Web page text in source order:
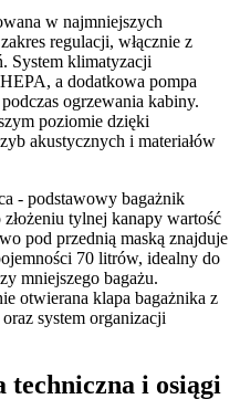
w najmniejszych
regulacji, włącznie z
System klimatyzacji
a dodatkowa pompa
ogrzewania kabiny.
poziomie dzięki
akustycznych i materiałów
- podstawowy bagażnik
tylnej kanapy wartość
pod przednią maską znajduje
70 litrów, idealny do
mniejszego bagażu.
otwierana klapa bagażnika z
system organizacji
i osiągi